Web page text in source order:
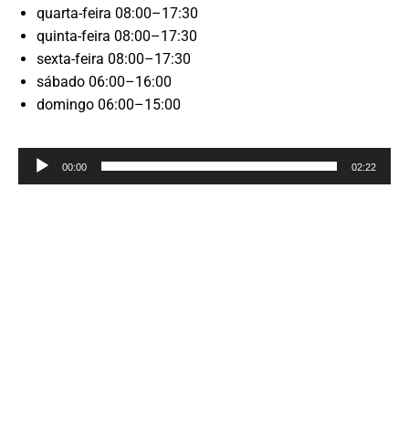
quarta-feira 08:00–17:30
quinta-feira 08:00–17:30
sexta-feira 08:00–17:30
sábado 06:00–16:00
domingo 06:00–15:00
Reprodutor
de
00:00 02:22